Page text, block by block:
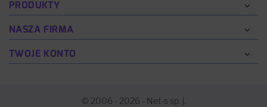
PRODUKTY
NASZA FIRMA
TWOJE KONTO
© 2006 - 2026 - Net-s sp. j.